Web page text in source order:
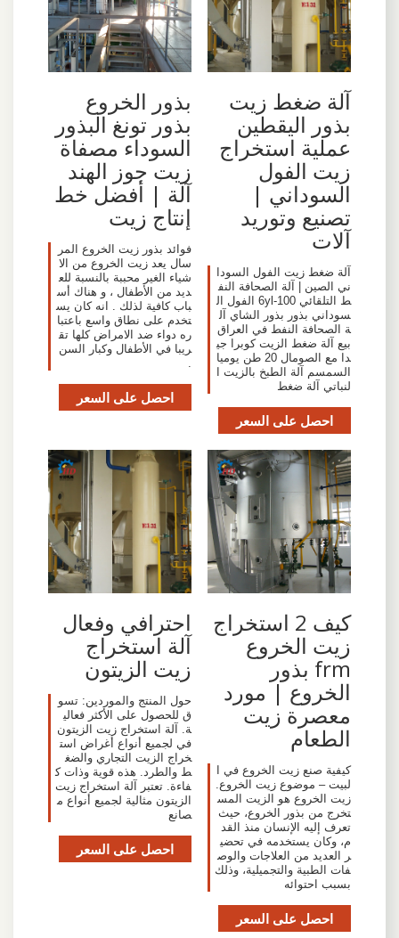
آلة ضغط زيت
بذور اليقطين
عملية استخراج
زيت الفول
السوداني |
تصنيع وتوريد
آلات
آلة ضغط زيت الفول السودا
ني الصين | آلة الصحافة النف
ط التلقائي 6yl-100 الفول ال
سوداني بذور بذور الشاي آل
ة الصحافة النفط في العراق
بيع آلة ضغط الزيت كوبرا جي
دا مع الصومال 20 طن يوميا
السمسم آلة الطبخ بالزيت ا
لنباتي آلة ضغط
احصل على السعر
بذور الخروع
بذور تونغ البذور
السوداء مصفاة
زيت جوز الهند
آلة | أفضل خط
إنتاج زيت
فوائد بذور زيت الخروع المر
سال يعد زيت الخروع من الا
شياء الغير محببة بالنسبة للع
ديد من الأطفال ، و هناك أس
باب كافية لذلك . انه كان يس
تخدم على نطاق واسع باعتبا
ره دواء ضد الامراض كلها تق
ريبا في الأطفال وكبار السن
.
احصل على السعر
كيف 2 استخراج
زيت الخروع
frm بذور
الخروع | مورد
معصرة زيت
الطعام
كيفية صنع زيت الخروع في ا
لبيت – موضوع زيت الخروع.
زيت الخروع هو الزيت المس
تخرج من بذور الخروع، حيث
تعرف إليه الإنسان منذ القد
م، وكان يستخدمه في تحضي
ر العديد من العلاجات والوص
فات الطبية والتجميلية، وذلك
بسبب احتوائه
احصل على السعر
احترافي وفعال
آلة استخراج
زيت الزيتون
حول المنتج والموردين: تسو
ق للحصول على الأكثر فعالي
ة. آلة استخراج زيت الزيتون
في لجميع أنواع أغراض است
خراج الزيت التجاري والضغ
ط والطرد. هذه قوية وذات ك
فاءة. تعتبر آلة استخراج زيت
الزيتون مثالية لجميع أنواع م
صانع
احصل على السعر